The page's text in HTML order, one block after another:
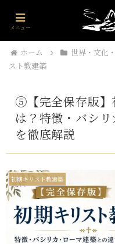
プロフィール 世界・文化・雑学
ホーム 世界・文化
スト教建築
⑤【完全保存版】
は？特徴・バシ
を徹底解説
初期キリスト教建築
メニュー